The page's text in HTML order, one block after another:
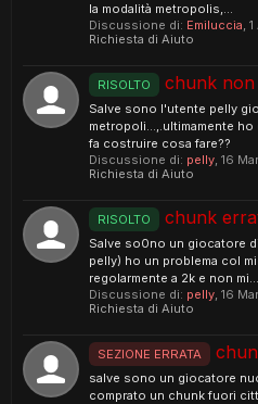
la modalità metropolis,...
Discussione di: Emiluccia,
Richiesta di Aiuto
RISOLTO chunk
Salve sono l'utente pelly
metropoli...,.ultimamente
fa costruire cosa fare??
Discussione di: pelly, 16
Richiesta di Aiuto
RISOLTO chunk
Salve so0no un giocatore
pelly) ho un problema col
regolarmente a 2k e non mi...
Discussione di: pelly, 16
Richiesta di Aiuto
SEZIONE ERRATA
salve sono un giocatore
comprato un chunk fuori